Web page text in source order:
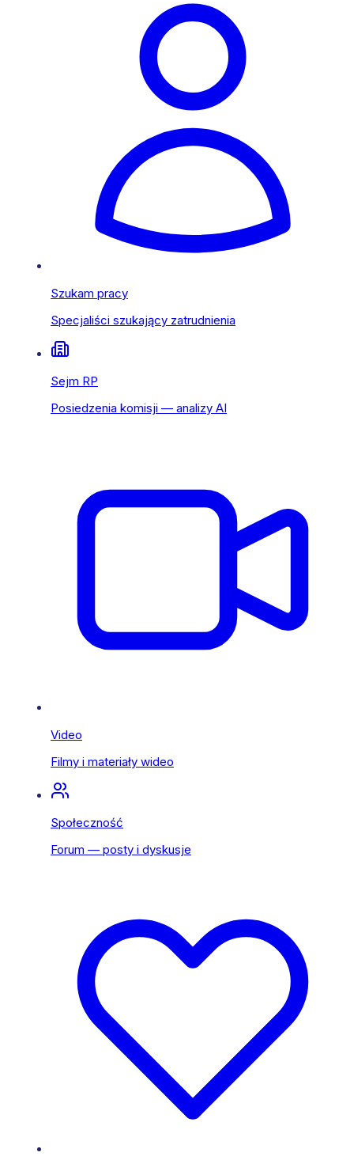
Szukam pracy
Specjaliści szukający zatrudnienia
Sejm RP
Posiedzenia komisji — analizy AI
Video
Filmy i materiały wideo
Społeczność
Forum — posty i dyskusje